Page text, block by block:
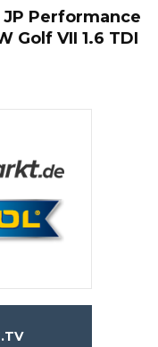
Performance
Golf VII 1.6 TDI